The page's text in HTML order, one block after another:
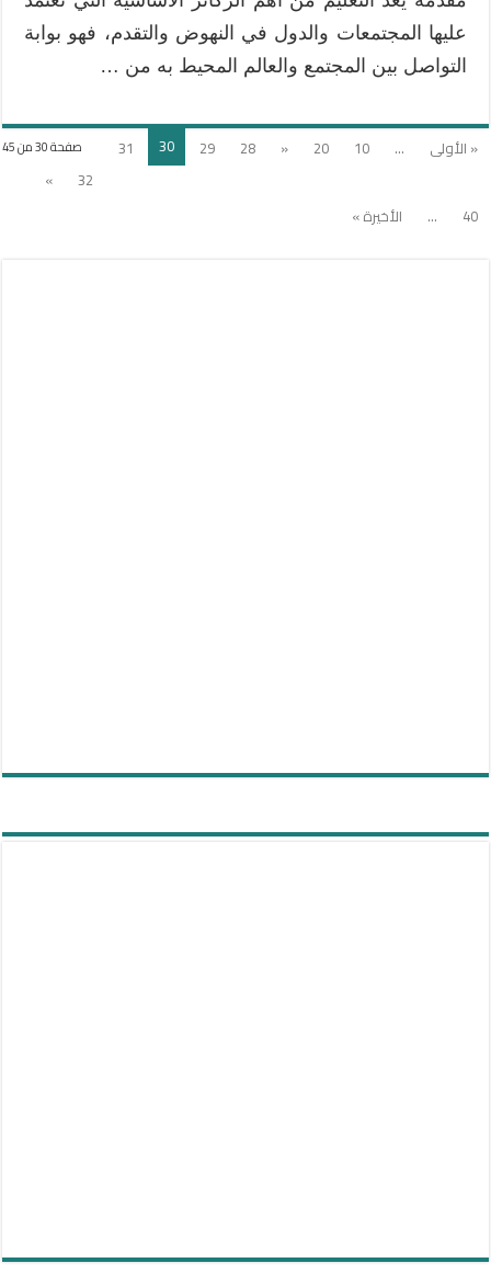
عليها المجتمعات والدول في النهوض والتقدم، فهو بوابة
التواصل بين المجتمع والعالم المحيط به من …
صفحة 30 من 45 « الأولى ...
10
20
«
28
29
30
31
32
»
40
... الأخيرة »